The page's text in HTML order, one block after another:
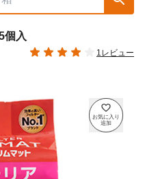
個入
1レビュー